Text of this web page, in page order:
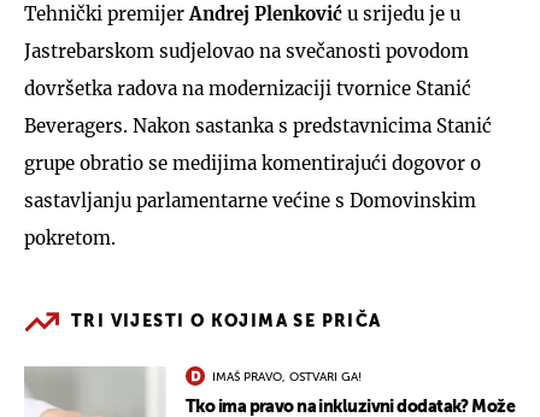
Tehnički premijer Andrej Plenković u srijedu je u
Jastrebarskom sudjelovao na svečanosti povodom
dovršetka radova na modernizaciji tvornice Stanić
Beveragers. Nakon sastanka s predstavnicima Stanić
grupe obratio se medijima komentirajući dogovor o
sastavljanju parlamentarne većine s Domovinskim
pokretom.
TRI VIJESTI O KOJIMA SE PRIČA
IMAŠ PRAVO, OSTVARI GA!
Tko ima pravo na inkluzivni dodatak? Može